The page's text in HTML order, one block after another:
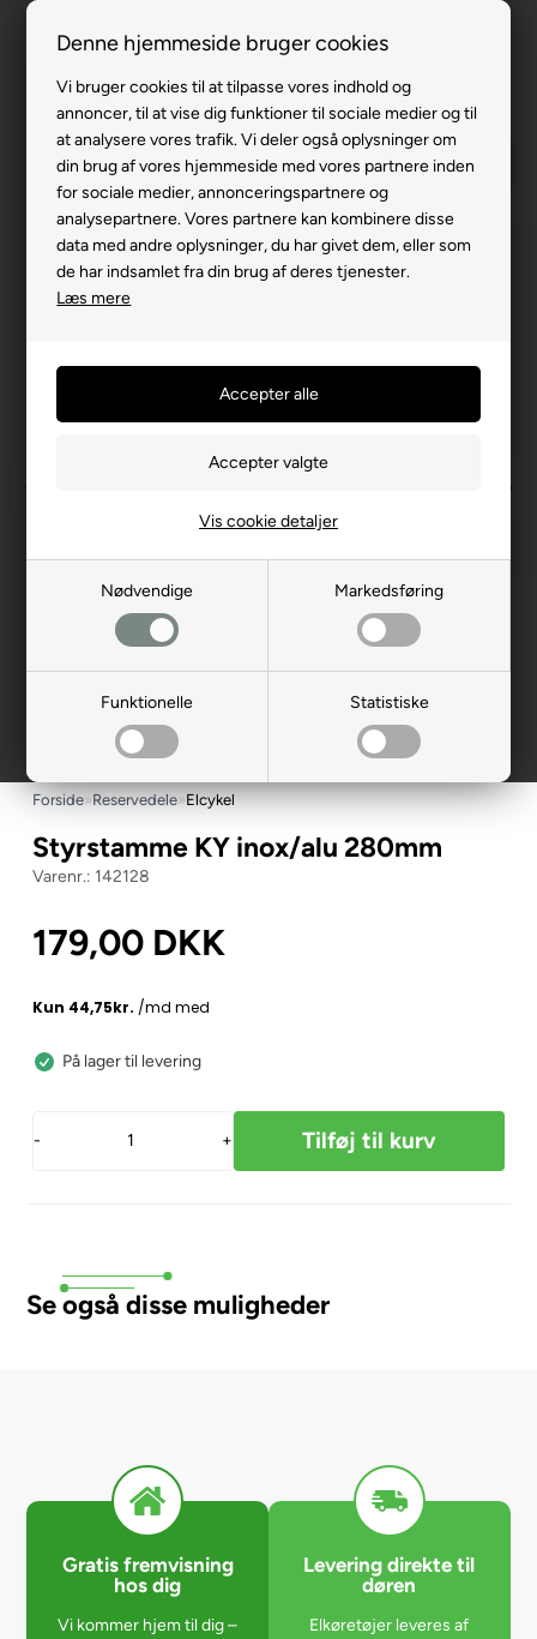
Denne hjemmeside bruger cookies
Vi bruger cookies til at tilpasse vores indhold og
annoncer, til at vise dig funktioner til sociale medier og til
at analysere vores trafik. Vi deler også oplysninger om
din brug af vores hjemmeside med vores partnere inden
for sociale medier, annonceringspartnere og
analysepartnere. Vores partnere kan kombinere disse
data med andre oplysninger, du har givet dem, eller som
de har indsamlet fra din brug af deres tjenester.
Læs mere
Nødvendige Markedsføring
Funktionelle Statistiske
Vis cookie detaljer
Gratis levering v. køb for 799,-
Service hos dig
3 års garanti
63 15 00 00
Forside»Reservedele»Elcykel
Styrstamme KY inox/alu 280mm
142128
179,00 DKK
På lager til levering
- +
Se også disse muligheder
Gratis fremvisning
hos dig
Vi kommer hjem til dig –
Levering direkte til
døren
Elkøretøjer leveres af